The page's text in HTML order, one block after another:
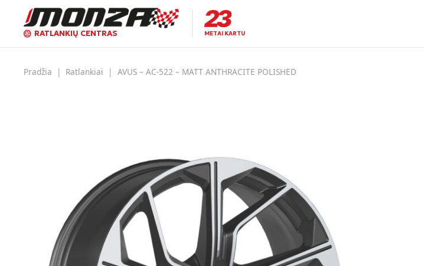
RATLANKIŲ CENTRAS METAI KARTU
Pradžia | Ratlankiai | AVUS – AC-522 – MATT ANTHRACITE POLISHED